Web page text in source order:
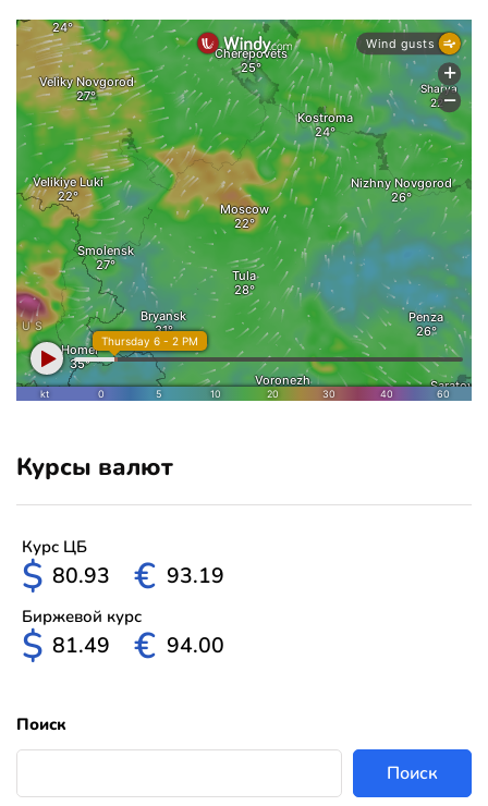
Курсы валют
Курс ЦБ
$ 80.93 € 93.19
Биржевой курс
$ 81.49 € 94.00
Поиск
Поиск